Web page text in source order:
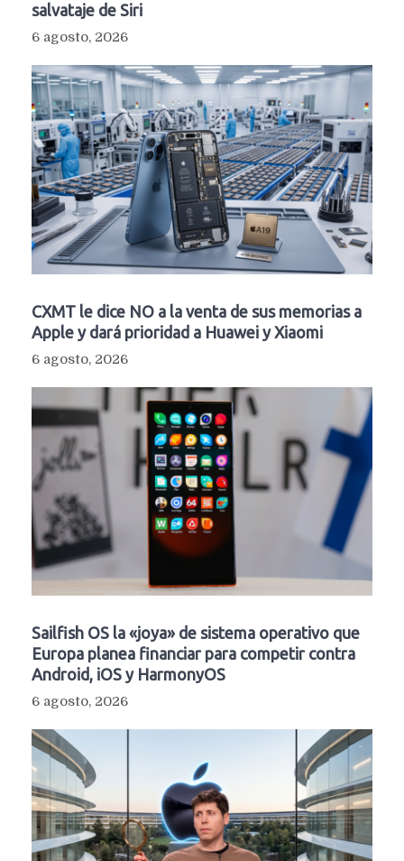
salvataje de Siri
6 agosto, 2026
CXMT le dice NO a la venta de sus memorias a
Apple y dará prioridad a Huawei y Xiaomi
6 agosto, 2026
Sailfish OS la «joya» de sistema operativo que
Europa planea financiar para competir contra
Android, iOS y HarmonyOS
6 agosto, 2026